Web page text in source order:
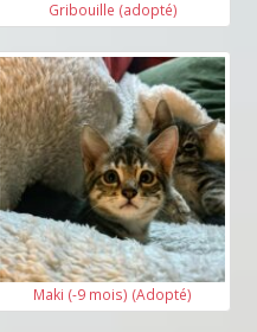
Gribouille (adopté)
Maki (-9 mois) (Adopté)